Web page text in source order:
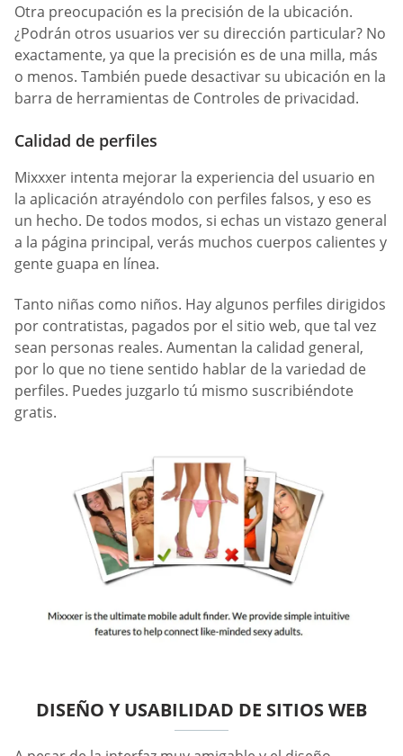
Otra preocupación es la precisión de la ubicación.
¿Podrán otros usuarios ver su dirección particular? No
exactamente, ya que la precisión es de una milla, más
o menos. También puede desactivar su ubicación en la
barra de herramientas de Controles de privacidad.
Calidad de perfiles
Mixxxer intenta mejorar la experiencia del usuario en
la aplicación atrayéndolo con perfiles falsos, y eso es
un hecho. De todos modos, si echas un vistazo general
a la página principal, verás muchos cuerpos calientes y
gente guapa en línea.
Tanto niñas como niños. Hay algunos perfiles dirigidos
por contratistas, pagados por el sitio web, que tal vez
sean personas reales. Aumentan la calidad general,
por lo que no tiene sentido hablar de la variedad de
perfiles. Puedes juzgarlo tú mismo suscribiéndote
gratis.
DISEÑO Y USABILIDAD DE SITIOS WEB